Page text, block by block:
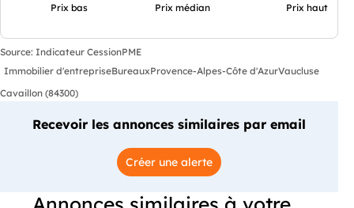
Prix bas Prix médian Prix haut
Source: Indicateur CessionPME
Immobilier d'entrepriseBureauxProvence-Alpes-Côte d'AzurVaucluse
Cavaillon (84300)
Recevoir les annonces similaires par email
Créer une alerte